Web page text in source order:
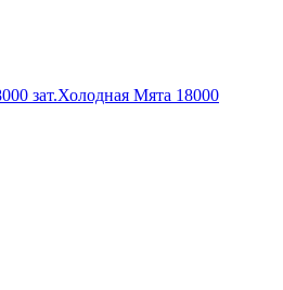
зат.Холодная Мята 18000